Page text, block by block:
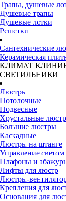
Трапы, душевые
Душевые трапы
Душевые лотки
Решетки
Сантехнические
Керамическая
КЛИМАТ
СВЕТИЛЬНИКИ
Люстры
Потолочные
Подвесные
Хрустальные
Большие люстры
Каскадные
Люстры на штанге
Управление светом
Плафоны и
Лифты для люстр
Люстры-
Крепления для
Основания для